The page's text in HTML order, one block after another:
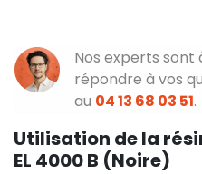
Nos experts
répondre à vos
au 04 13 68 03 51.
Utilisation de la
EL 4000 B (Noire)